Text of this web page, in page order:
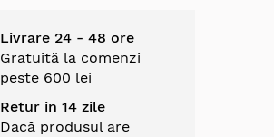
Livrare 24 - 48 ore
Gratuită la comenzi
peste 600 lei
Retur in 14 zile
Dacă produsul are